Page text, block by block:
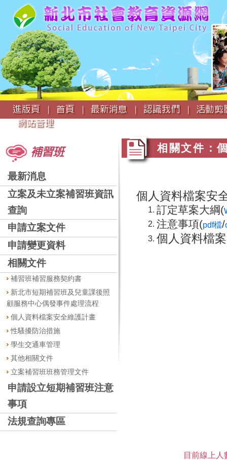
:::
進版頁 |
首頁 | 最新消息 | 認識我們 |
活動
網站管理
補習班
最新消息
立案及未立案補習班資訊
查詢
申請立案文件
申請變更資料
相關文件
補習班補習服務契約書
新北市短期補習班及兒童課後照
顧服務中心偶發事件處理流程
個人資料檔案安全維護計畫
性騷擾防治措施
學生交通車管理
其他相關文件
立案補習班班務管理文件
申請設立短期補習班注意
事項
法規查詢專區
相關文件：
個人資料檔案安
訂定草案大綱(
注意事項(pdf檔/
個人資料檔
目前線上